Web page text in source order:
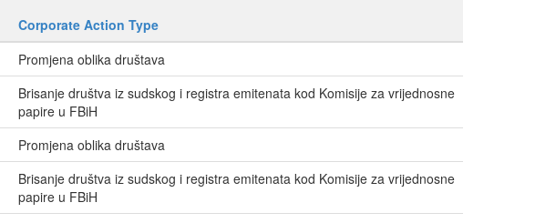
Corporate Action Type
Promjena oblika društava
Brisanje društva iz sudskog i registra emitenata kod Komisije za vrijednosne
papire u FBiH
Promjena oblika društava
Brisanje društva iz sudskog i registra emitenata kod Komisije za vrijednosne
papire u FBiH